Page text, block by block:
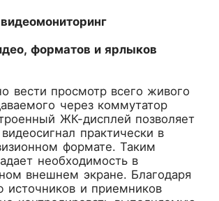
форматов и ярлыков
вести просмотр всего живого
через коммутатор
ЖК-дисплей позволяет
практически в
формате. Таким
необходимость в
внешнем экране. Благодаря
источников и приемников